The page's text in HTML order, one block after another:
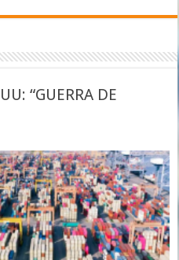
“GUERRA DE